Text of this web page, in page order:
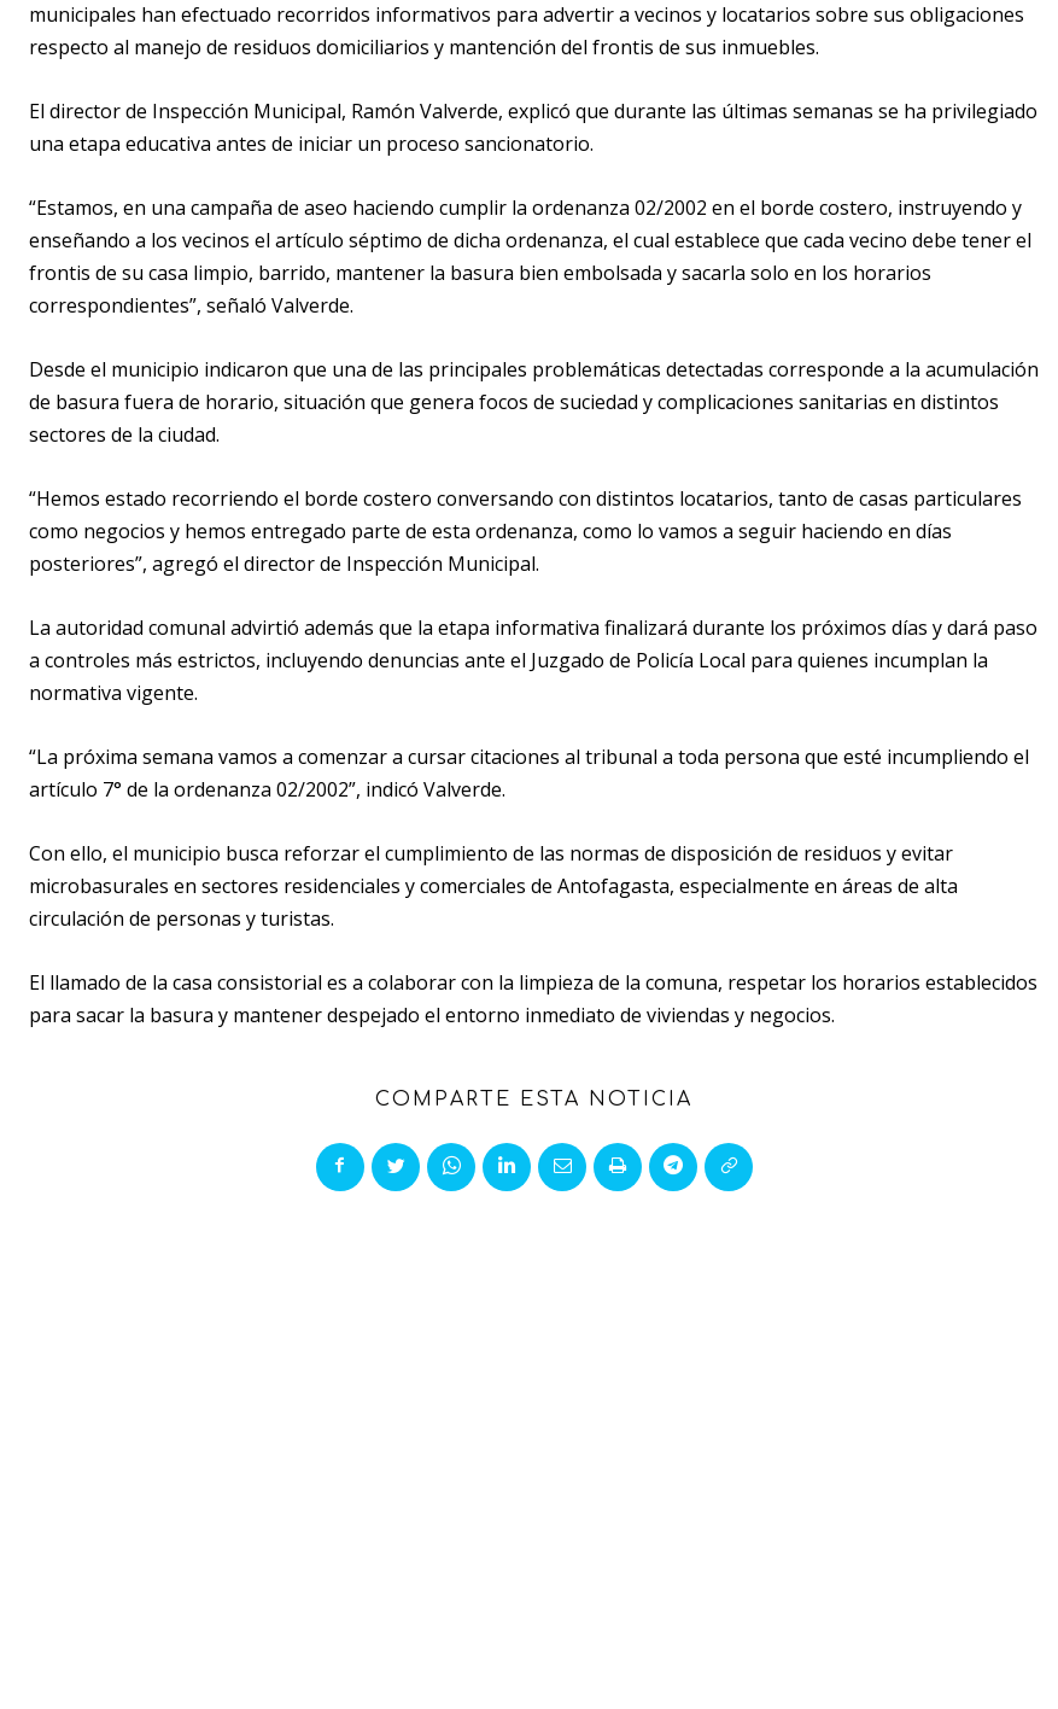
municipales han efectuado recorridos informativos para advertir a vecinos y locatarios sobre sus obligaciones
respecto al manejo de residuos domiciliarios y mantención del frontis de sus inmuebles.
El director de Inspección Municipal, Ramón Valverde, explicó que durante las últimas semanas se ha privilegiado
una etapa educativa antes de iniciar un proceso sancionatorio.
“Estamos, en una campaña de aseo haciendo cumplir la ordenanza 02/2002 en el borde costero, instruyendo y
enseñando a los vecinos el artículo séptimo de dicha ordenanza, el cual establece que cada vecino debe tener el
frontis de su casa limpio, barrido, mantener la basura bien embolsada y sacarla solo en los horarios
correspondientes”, señaló Valverde.
Desde el municipio indicaron que una de las principales problemáticas detectadas corresponde a la acumulación
de basura fuera de horario, situación que genera focos de suciedad y complicaciones sanitarias en distintos
sectores de la ciudad.
“Hemos estado recorriendo el borde costero conversando con distintos locatarios, tanto de casas particulares
como negocios y hemos entregado parte de esta ordenanza, como lo vamos a seguir haciendo en días
posteriores”, agregó el director de Inspección Municipal.
La autoridad comunal advirtió además que la etapa informativa finalizará durante los próximos días y dará paso
a controles más estrictos, incluyendo denuncias ante el Juzgado de Policía Local para quienes incumplan la
normativa vigente.
“La próxima semana vamos a comenzar a cursar citaciones al tribunal a toda persona que esté incumpliendo el
artículo 7° de la ordenanza 02/2002”, indicó Valverde.
Con ello, el municipio busca reforzar el cumplimiento de las normas de disposición de residuos y evitar
microbasurales en sectores residenciales y comerciales de Antofagasta, especialmente en áreas de alta
circulación de personas y turistas.
El llamado de la casa consistorial es a colaborar con la limpieza de la comuna, respetar los horarios establecidos
para sacar la basura y mantener despejado el entorno inmediato de viviendas y negocios.
COMPARTE ESTA NOTICIA